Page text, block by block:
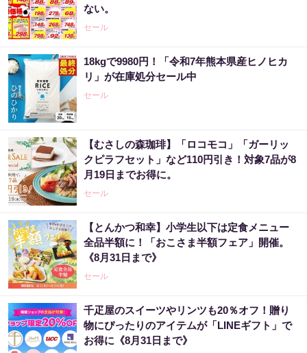
ない。
セール
18kgで9980円！「令和7年熊本県産ヒノヒカ
リ」が在庫処分セール中
セール
【むさしの森珈琲】「ロコモコ」「ガーリッ
クピラフセット」など110円引き！対象7品が8
月19日までお得に。
セール
【とんかつ和幸】小学生以下は定食メニュー
全品半額に！「おこさま半額フェア」開催。
《8月31日まで》
セール
千疋屋のスイーツやリンツも20％オフ！贈り
物にぴったりのアイテムが「LINEギフト」で
お得に《8月31日まで》